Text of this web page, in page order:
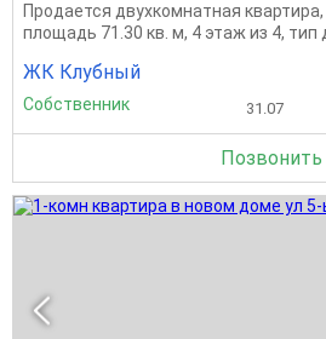
Продается двухкомнатная
площадь 71.30 кв. м, 4 этаж из 4,
ЖК Клубный
Собственник 31.07
Позвонить